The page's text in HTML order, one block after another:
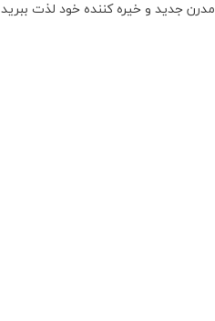
جدید و خیره کننده خود لذت ببرید